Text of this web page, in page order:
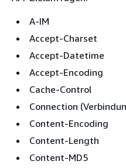
A-IM
Accept-Charset
Accept-Datetime
Accept-Encoding
Cache-Control
Connection
Content-Encoding
Content-Length
Content-MD5